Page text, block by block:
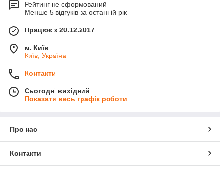
Рейтинг не сформований
Менше 5 відгуків за останній рік
Працює з 20.12.2017
м. Київ
Київ, Україна
Контакти
Сьогодні вихідний
Показати весь графік роботи
Про нас
Контакти